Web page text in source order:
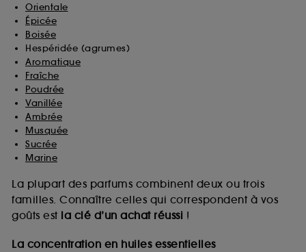
Orientale
Épicée
Boisée
Hespéridée (agrumes)
Aromatique
Fraîche
Poudrée
Vanillée
Ambrée
Musquée
Sucrée
Marine
La plupart des parfums combinent deux ou trois
familles. Connaître celles qui correspondent à vos
goûts est la clé d’un achat réussi !
La concentration en huiles essentielles